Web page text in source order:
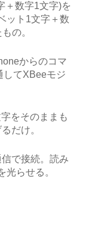
＋数字1文字)を
ット1文字＋数
の。
からのコマ
してXBeeモジ
をそのままも
だけ。
で接続。読み
らせる。